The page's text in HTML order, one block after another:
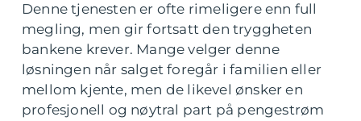
Denne tjenesten er ofte rimeligere enn full
megling, men gir fortsatt den tryggheten
bankene krever. Mange velger denne
løsningen når salget foregår i familien eller
mellom kjente, men de likevel ønsker en
profesjonell og nøytral part på pengestrøm